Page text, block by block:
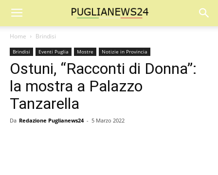
Home Brindisi
Brindisi Eventi Puglia Mostre Notizie in Provincia
Ostuni, “Racconti di Donna”:
la mostra a Palazzo
Tanzarella
Da Redazione Puglianews24 - 5 Marzo 2022